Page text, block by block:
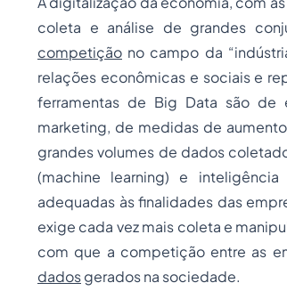
coleta e análise de grandes
competição no campo da
relações econômicas e sociais e
ferramentas de Big Data são de
marketing, de medidas de
grandes volumes de dados
(machine learning) e
adequadas às finalidades das
exige cada vez mais coleta e
com que a competição entre as
dadosgerados na sociedade.